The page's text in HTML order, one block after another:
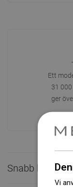
Ett
31
ger
Snabb kontakt
Vi